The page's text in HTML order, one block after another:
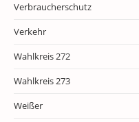
Verbraucherschutz
Verkehr
Wahlkreis 272
Wahlkreis 273
Weißer